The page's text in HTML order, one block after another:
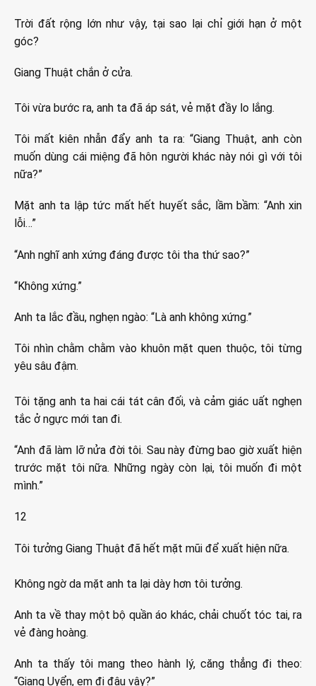
Trời đất rộng lớn như vậy, tại sao lại chỉ giới hạn ở một
góc?
Giang Thuật chắn ở cửa.
Tôi vừa bước ra, anh ta đã áp sát, vẻ mặt đầy lo lắng.
Tôi mất kiên nhẫn đẩy anh ta ra: “Giang Thuật, anh còn
muốn dùng cái miệng đã hôn người khác này nói gì với tôi
nữa?”
Mặt anh ta lập tức mất hết huyết sắc, lầm bầm: “Anh xin
lỗi…”
“Anh nghĩ anh xứng đáng được tôi tha thứ sao?”
“Không xứng.”
Anh ta lắc đầu, nghẹn ngào: “Là anh không xứng.”
Tôi nhìn chằm chằm vào khuôn mặt quen thuộc, tôi từng
yêu sâu đậm.
Tôi tặng anh ta hai cái tát cân đối, và cảm giác uất nghẹn
tắc ở ngực mới tan đi.
“Anh đã làm lỡ nửa đời tôi. Sau này đừng bao giờ xuất hiện
trước mặt tôi nữa. Những ngày còn lại, tôi muốn đi một
mình.”
12
Tôi tưởng Giang Thuật đã hết mặt mũi để xuất hiện nữa.
Không ngờ da mặt anh ta lại dày hơn tôi tưởng.
Anh ta về thay một bộ quần áo khác, chải chuốt tóc tai, ra
vẻ đàng hoàng.
Anh ta thấy tôi mang theo hành lý, căng thẳng đi theo:
“Giang Uyển, em đi đâu vậy?”